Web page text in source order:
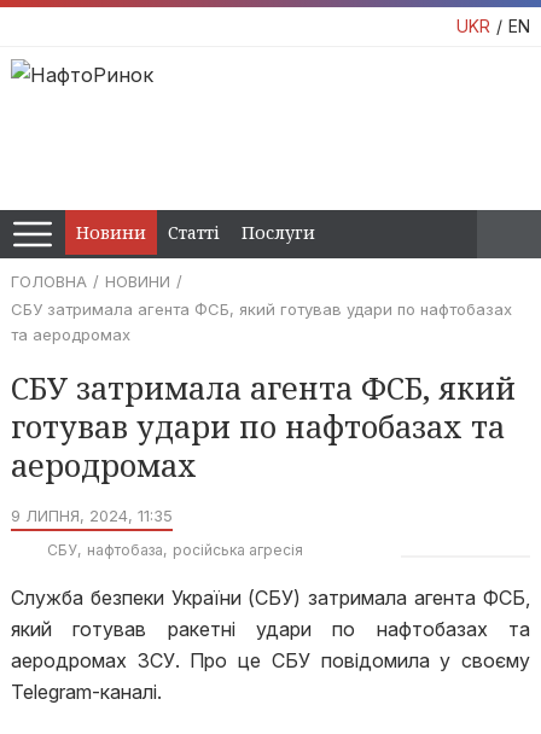
UKR EN
Новини Статті Послуги
ГОЛОВНА
НОВИНИ
СБУ затримала агента ФСБ, який готував удари по нафтобазах
та аеродромах
СБУ затримала агента ФСБ, який
готував удари по нафтобазах та
аеродромах
9 ЛИПНЯ, 2024, 11:35
СБУ нафтобаза російська агресія
Служба безпеки України (СБУ) затримала агента ФСБ,
який готував ракетні удари по нафтобазах та
аеродромах ЗСУ. Про це СБУ повідомила у своєму
Telegram-каналі.